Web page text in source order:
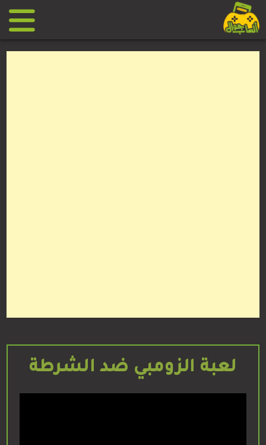
content
العاب
لعبة الزومبي ضد الشرطة